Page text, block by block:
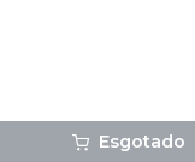
Esgotado